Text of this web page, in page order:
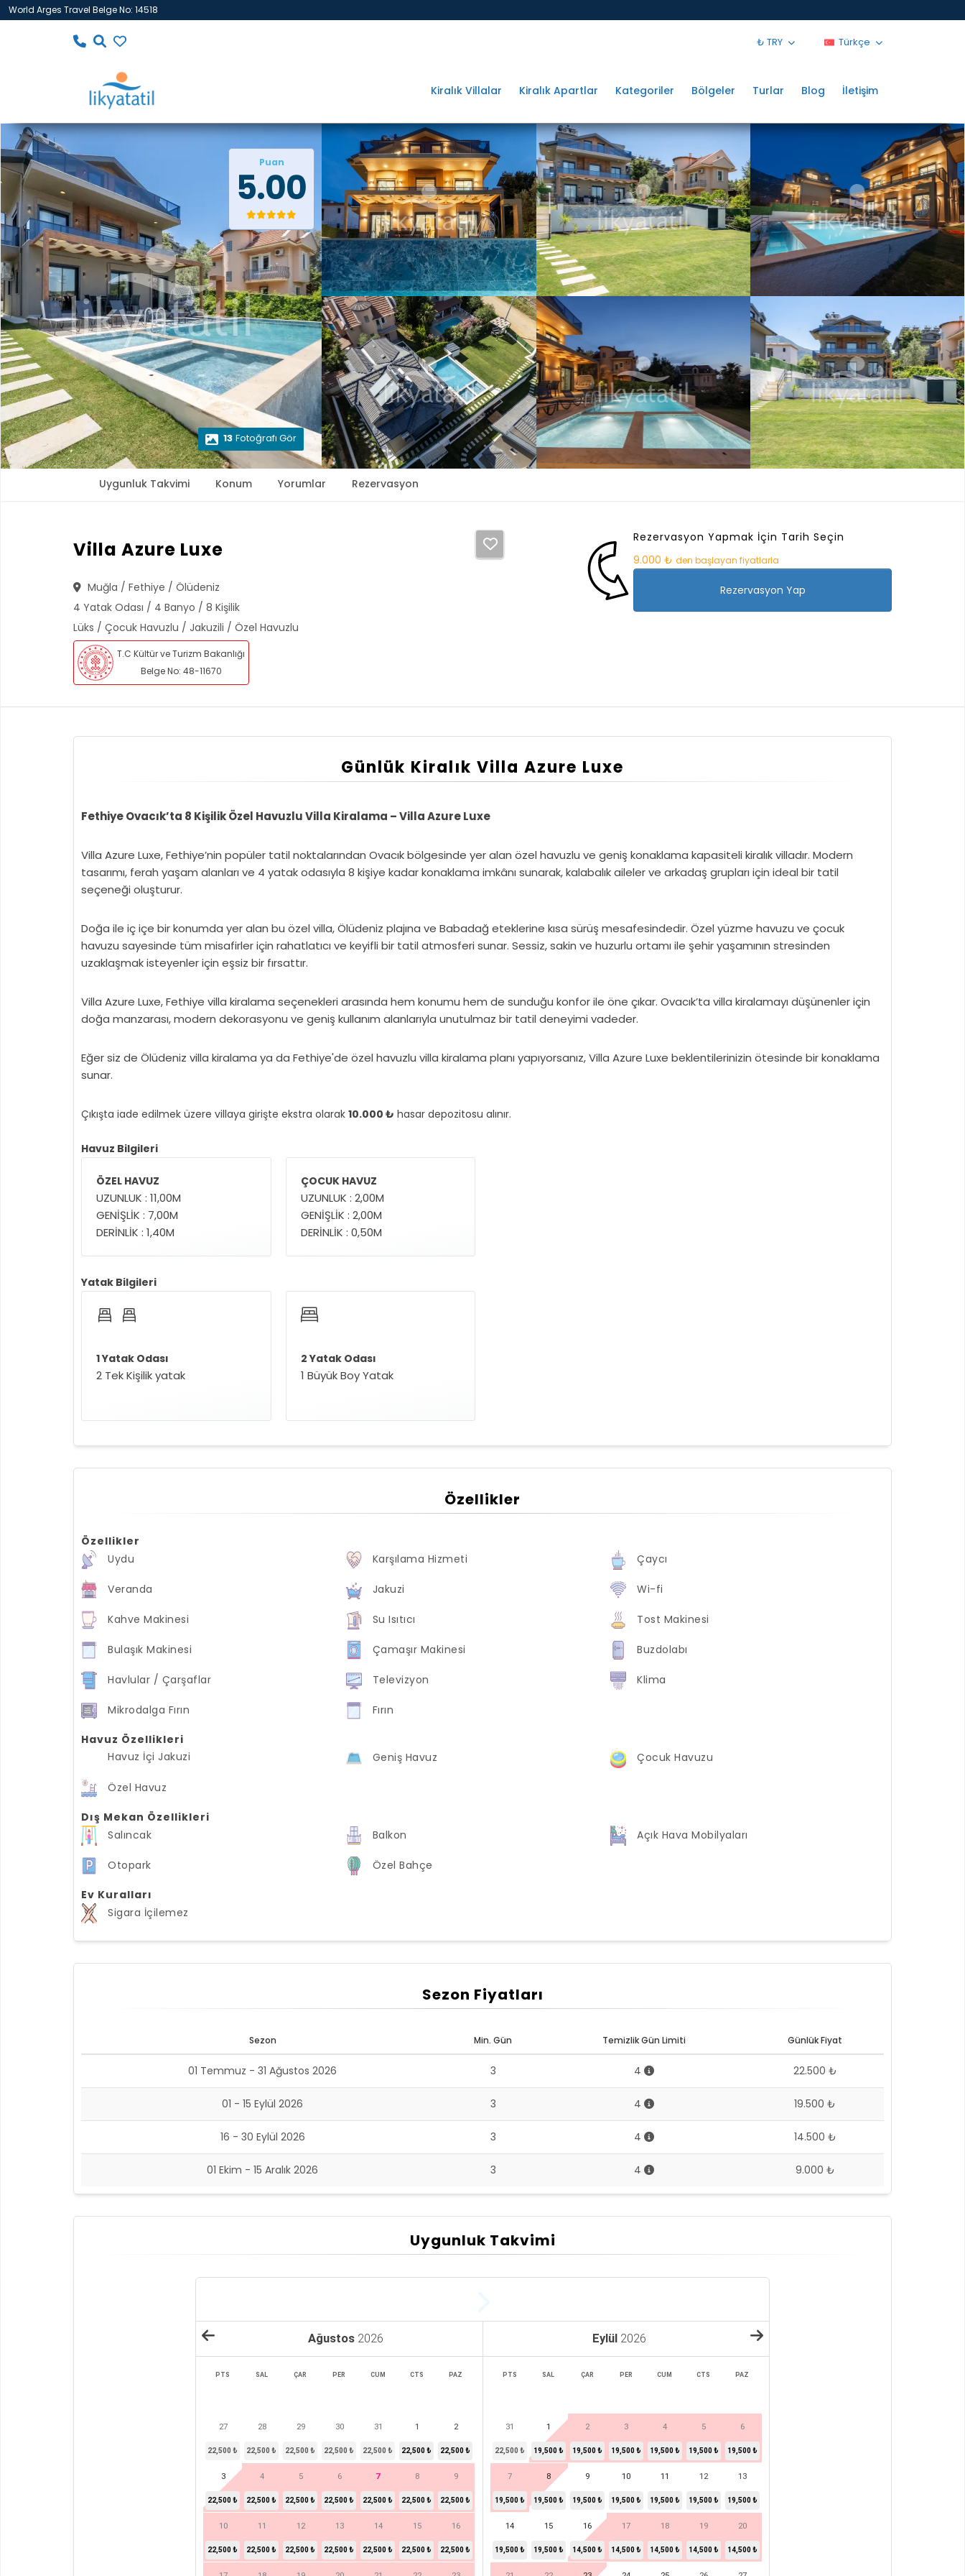
World Arges Travel Belge No: 14518
₺ TRY Türkçe
Kiralık Villalar Kiralık Apartlar Kategoriler Bölgeler Turlar Blog İletişim
Puan
5.00
13 Fotoğrafı Gör
Uygunluk Takvimi Konum Yorumlar Rezervasyon
Villa Azure Luxe
Muğla / Fethiye / Ölüdeniz
4 Yatak Odası / 4 Banyo / 8 Kişilik
Lüks / Çocuk Havuzlu / Jakuzili / Özel Havuzlu
T.C Kültür ve Turizm Bakanlığı
Belge No: 48-11670
Rezervasyon Yapmak İçin Tarih Seçin
9.000 ₺ den başlayan fiyatlarla
Rezervasyon Yap
Günlük Kiralık Villa Azure Luxe
Fethiye Ovacık’ta 8 Kişilik Özel Havuzlu Villa Kiralama – Villa Azure Luxe
Villa Azure Luxe, Fethiye’nin popüler tatil noktalarından Ovacık bölgesinde yer alan özel havuzlu ve geniş konaklama kapasiteli kiralık villadır. Modern
tasarımı, ferah yaşam alanları ve 4 yatak odasıyla 8 kişiye kadar konaklama imkânı sunarak, kalabalık aileler ve arkadaş grupları için ideal bir tatil
seçeneği oluşturur.
Doğa ile iç içe bir konumda yer alan bu özel villa, Ölüdeniz plajına ve Babadağ eteklerine kısa sürüş mesafesindedir. Özel yüzme havuzu ve çocuk
havuzu sayesinde tüm misafirler için rahatlatıcı ve keyifli bir tatil atmosferi sunar. Sessiz, sakin ve huzurlu ortamı ile şehir yaşamının stresinden
uzaklaşmak isteyenler için eşsiz bir fırsattır.
Villa Azure Luxe, Fethiye villa kiralama seçenekleri arasında hem konumu hem de sunduğu konfor ile öne çıkar. Ovacık’ta villa kiralamayı düşünenler için
doğa manzarası, modern dekorasyonu ve geniş kullanım alanlarıyla unutulmaz bir tatil deneyimi vadeder.
Eğer siz de Ölüdeniz villa kiralama ya da Fethiye'de özel havuzlu villa kiralama planı yapıyorsanız, Villa Azure Luxe beklentilerinizin ötesinde bir konaklama
sunar.
Çıkışta iade edilmek üzere villaya girişte ekstra olarak 10.000 ₺ hasar depozitosu alınır.
Havuz Bilgileri
ÖZEL HAVUZ
UZUNLUK : 11,00M
GENİŞLİK : 7,00M
DERİNLİK : 1,40M
ÇOCUK HAVUZ
UZUNLUK : 2,00M
GENİŞLİK : 2,00M
DERİNLİK : 0,50M
Yatak Bilgileri
1 Yatak Odası
2 Tek Kişilik yatak
2 Yatak Odası
1 Büyük Boy Yatak
Özellikler
Özellikler
Uydu
Karşılama Hizmeti Çaycı
Veranda Jakuzi Wi-fi
Kahve Makinesi Su Isıtıcı Tost Makinesi
Bulaşık Makinesi Çamaşır Makinesi Buzdolabı
Havlular / Çarşaflar Televizyon Klima
Mikrodalga Fırın Fırın
Havuz Özellikleri
Havuz İçi Jakuzi
Geniş Havuz Çocuk Havuzu
Özel Havuz
Dış Mekan Özellikleri
Salıncak
Balkon Açık Hava Mobilyaları
Otopark Özel Bahçe
Ev Kuralları
Sigara İçilemez
Sezon Fiyatları
Sezon Min. Gün Temizlik Gün Limiti Günlük Fiyat
01 Temmuz - 31 Ağustos 2026 3 4 22.500 ₺
01 - 15 Eylül 2026 3 4 19.500 ₺
16 - 30 Eylül 2026 3 4 14.500 ₺
01 Ekim - 15 Aralık 2026 3 4 9.000 ₺
Uygunluk Takvimi
Ağustos 2026
PTS SAL ÇAR PER CUM CTS PAZ
27
22,500 ₺
28
22,500 ₺
29
22,500 ₺
30
22,500 ₺
31
22,500 ₺
1
22,500 ₺
2
22,500 ₺
3
22,500 ₺
4
22,500 ₺
5
22,500 ₺
6
22,500 ₺
7
22,500 ₺
8
22,500 ₺
9
22,500 ₺
10
22,500 ₺
11
22,500 ₺
12
22,500 ₺
13
22,500 ₺
14
22,500 ₺
15
22,500 ₺
16
22,500 ₺
Eylül 2026
PTS SAL ÇAR PER CUM CTS PAZ
31
22,500 ₺
1
19,500 ₺
2
19,500 ₺
3
19,500 ₺
4
19,500 ₺
5
19,500 ₺
6
19,500 ₺
7
19,500 ₺
8
19,500 ₺
9
19,500 ₺
10
19,500 ₺
11
19,500 ₺
12
19,500 ₺
13
19,500 ₺
14
19,500 ₺
15
19,500 ₺
16
14,500 ₺
17
14,500 ₺
18
14,500 ₺
19
14,500 ₺
20
14,500 ₺